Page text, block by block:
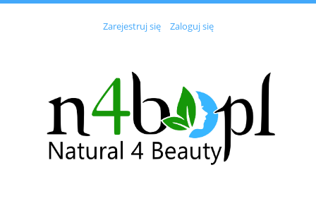
Zarejestruj się Zaloguj się